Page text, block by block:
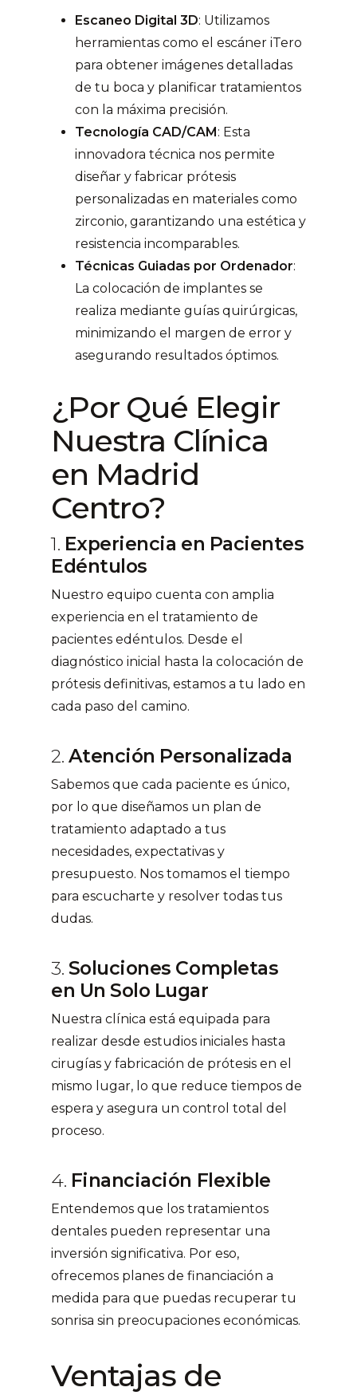
Escaneo Digital 3D: Utilizamos
herramientas como el escáner iTero
para obtener imágenes detalladas
de tu boca y planificar tratamientos
con la máxima precisión.
Tecnología CAD/CAM: Esta
innovadora técnica nos permite
diseñar y fabricar prótesis
personalizadas en materiales como
zirconio, garantizando una estética y
resistencia incomparables.
Técnicas Guiadas por Ordenador:
La colocación de implantes se
realiza mediante guías quirúrgicas,
minimizando el margen de error y
asegurando resultados óptimos.
¿Por Qué Elegir
Nuestra Clínica
en Madrid
Centro?
1. Experiencia en Pacientes
Edéntulos
Nuestro equipo cuenta con amplia
experiencia en el tratamiento de
pacientes edéntulos. Desde el
diagnóstico inicial hasta la colocación de
prótesis definitivas, estamos a tu lado en
cada paso del camino.
2. Atención Personalizada
Sabemos que cada paciente es único,
por lo que diseñamos un plan de
tratamiento adaptado a tus
necesidades, expectativas y
presupuesto. Nos tomamos el tiempo
para escucharte y resolver todas tus
dudas.
3. Soluciones Completas
en Un Solo Lugar
Nuestra clínica está equipada para
realizar desde estudios iniciales hasta
cirugías y fabricación de prótesis en el
mismo lugar, lo que reduce tiempos de
espera y asegura un control total del
proceso.
4. Financiación Flexible
Entendemos que los tratamientos
dentales pueden representar una
inversión significativa. Por eso,
ofrecemos planes de financiación a
medida para que puedas recuperar tu
sonrisa sin preocupaciones económicas.
Ventajas de